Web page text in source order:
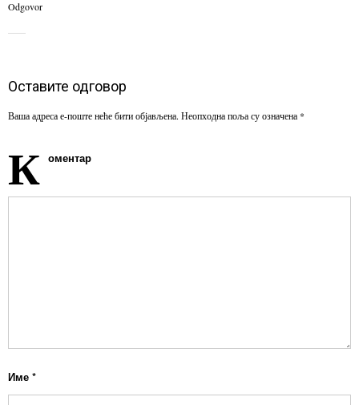
Odgovor
Оставите одговор
Ваша адреса е-поште неће бити објављена. Неопходна поља су означена *
К оментар
Име *